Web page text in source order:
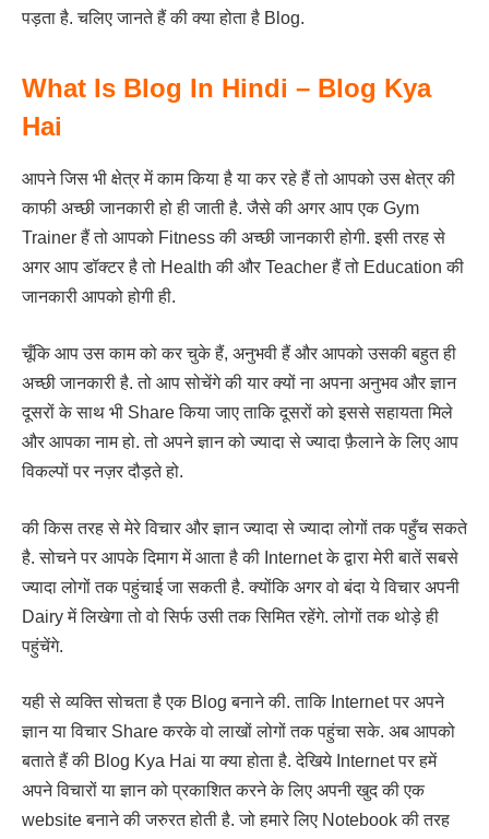
पड़ता है. चलिए जानते हैं की क्या होता है Blog.
What Is Blog In Hindi – Blog Kya
Hai
आपने जिस भी क्षेत्र में काम किया है या कर रहे हैं तो आपको उस क्षेत्र की
काफी अच्छी जानकारी हो ही जाती है. जैसे की अगर आप एक Gym
Trainer हैं तो आपको Fitness की अच्छी जानकारी होगी. इसी तरह से
अगर आप डॉक्टर है तो Health की और Teacher हैं तो Education की
जानकारी आपको होगी ही.
चूँकि आप उस काम को कर चुके हैं, अनुभवी हैं और आपको उसकी बहुत ही
अच्छी जानकारी है. तो आप सोचेंगे की यार क्यों ना अपना अनुभव और ज्ञान
दूसरों के साथ भी Share किया जाए ताकि दूसरों को इससे सहायता मिले
और आपका नाम हो. तो अपने ज्ञान को ज्यादा से ज्यादा फ़ैलाने के लिए आप
विकल्पों पर नज़र दौड़ते हो.
की किस तरह से मेरे विचार और ज्ञान ज्यादा से ज्यादा लोगों तक पहुँच सकते
है. सोचने पर आपके दिमाग में आता है की Internet के द्वारा मेरी बातें सबसे
ज्यादा लोगों तक पहुंचाई जा सकती है. क्योंकि अगर वो बंदा ये विचार अपनी
Dairy में लिखेगा तो वो सिर्फ उसी तक सिमित रहेंगे. लोगों तक थोड़े ही
पहुंचेंगे.
यही से व्यक्ति सोचता है एक Blog बनाने की. ताकि Internet पर अपने
ज्ञान या विचार Share करके वो लाखों लोगों तक पहुंचा सके. अब आपको
बताते हैं की Blog Kya Hai या क्या होता है. देखिये Internet पर हमें
अपने विचारों या ज्ञान को प्रकाशित करने के लिए अपनी खुद की एक
website बनाने की जरुरत होती है. जो हमारे लिए Notebook की तरह